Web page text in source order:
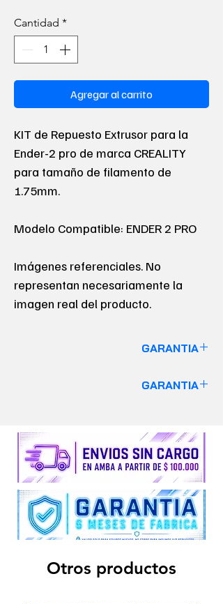
Cantidad *
Agregar al carrito
KIT de Repuesto Extrusor para la
Ender-2 pro de marca CREALITY
para tamaño de filamento de
1.75mm.
Modelo Compatible: ENDER 2 PRO
Imágenes referenciales. No
representan necesariamente la
imagen real del producto.
GARANTIA
Insumos y Repuestos no cuentan con
garantía alguna.
GARANTIA
VALIDO SOLO PARA EQUIPOS
Insumos y Repuestos no cuentan con
garantía alguna.
Otros productos